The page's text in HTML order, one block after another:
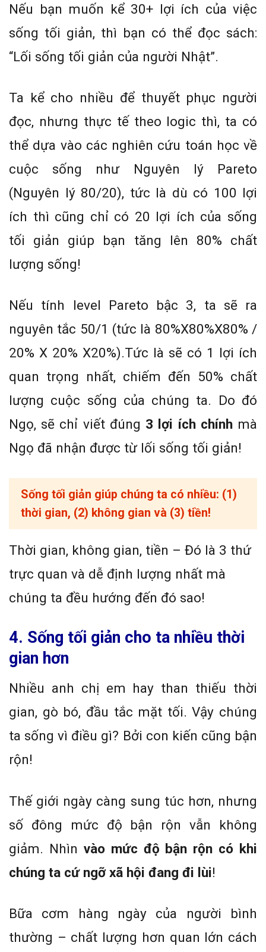
Nếu bạn muốn kể 30+ lợi ích của việc
sống tối giản, thì bạn có thể đọc sách:
“Lối sống tối giản của người Nhật”.
Ta kể cho nhiều để thuyết phục người
đọc, nhưng thực tế theo logic thì, ta có
thể dựa vào các nghiên cứu toán học về
cuộc sống như Nguyên lý Pareto
(Nguyên lý 80/20), tức là dù có 100 lợi
ích thì cũng chỉ có 20 lợi ích của sống
tối giản giúp bạn tăng lên 80% chất
lượng sống!
Nếu tính level Pareto bậc 3, ta sẽ ra
nguyên tắc 50/1 (tức là 80%X80%X80% /
20% X 20% X20%).Tức là sẽ có 1 lợi ích
quan trọng nhất, chiếm đến 50% chất
lượng cuộc sống của chúng ta. Do đó
Ngọ, sẽ chỉ viết đúng 3 lợi ích chínhmà
Ngọ đã nhận được từ lối sống tối giản!
Sống tối giản giúp chúng ta có nhiều: (1)
thời gian, (2) không gian và (3) tiền!
Thời gian, không gian, tiền – Đó là 3 thứ
trực quan và dễ định lượng nhất mà
chúng ta đều hướng đến đó sao!
4. Sống tối giản cho ta nhiều thời
gian hơn
Nhiều anh chị em hay than thiếu thời
gian, gò bó, đầu tắc mặt tối. Vậy chúng
ta sống vì điều gì? Bởi con kiến cũng bận
rộn!
Thế giới ngày càng sung túc hơn, nhưng
số đông mức độ bận rộn vẫn không
giảm. Nhìn vào mức độ bận rộn có khi
chúng ta cứ ngỡ xã hội đang đi lùi!
Bữa cơm hàng ngày của người bình
thường – chất lượng hơn quan lớn cách